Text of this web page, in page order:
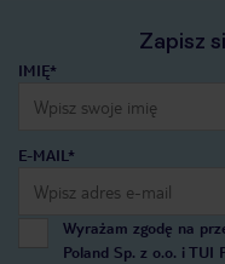
Zapisz
IMIĘ*
E-MAIL*
Wyrażam zgodę na
Poland Sp. z o.o. i TUI